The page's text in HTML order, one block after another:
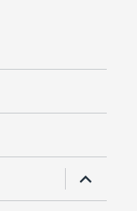
anzeigen